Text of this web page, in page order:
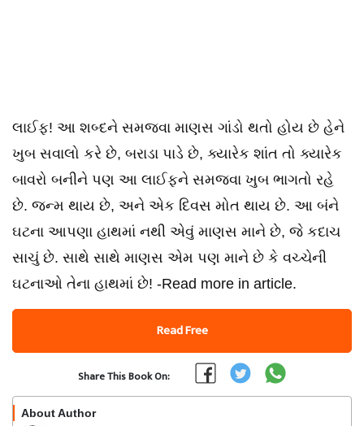
લાઈફ! આ શબ્દને સમજવા માણસ ગાંડો થતો હોય છે હેને
ખુબ સવાલો કરે છે, બરાડા પાડે છે, ક્યારેક શાંત તો ક્યારેક
બાવરો બનીને પણ આ લાઈફને સમજવા ખુબ ભાગતો રહે
છે. જન્મ થાય છે, અને એક દિવસ મોત થાય છે. આ બંને
ઘટના આપણા હાથમાં નથી એવું માણસ માને છે, જે કદાચ
સાચું છે. સાથે સાથે માણસ એમ પણ માને છે કે વચ્ચેની
ઘટનાઓ તેના હાથમાં છે! -Read more in article.
Read Free
Share This Book On:
About Author